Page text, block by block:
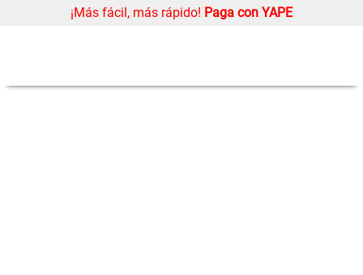
¡Más fácil, más rápido! Paga con YAPE